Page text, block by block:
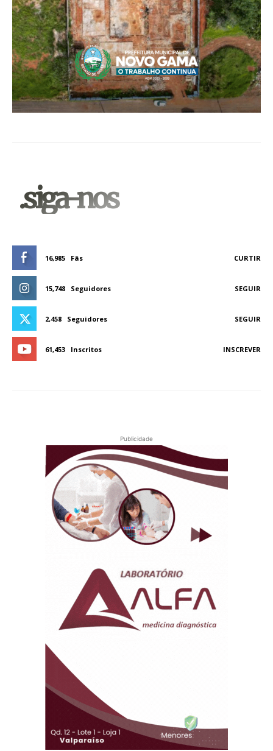
.siga-nos
16,985 Fãs CURTIR
15,748 Seguidores SEGUIR
2,458 Seguidores SEGUIR
61,453 Inscritos INSCREVER
Publicidade